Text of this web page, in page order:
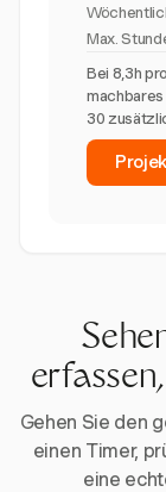
Max.
Bei 8,3h
machbares
30
Gehen Sie den
einen Timer,
eine